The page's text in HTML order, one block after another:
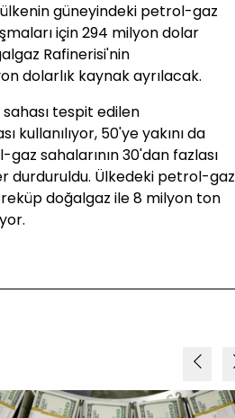
ülkenin güneyindeki petrol-gaz
için 294 milyon dolar
Rafinerisi'nin
dolarlık kaynak ayrılacak.
tespit edilen
kullanılıyor, 50'ye yakını da
sahalarının 30'dan fazlası
durduruldu. Ülkedeki petrol-gaz
doğalgaz ile 8 milyon ton